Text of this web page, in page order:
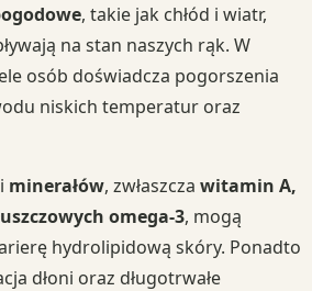
, takie jak chłód i wiatr,
na stan naszych rąk. W
osób doświadcza pogorszenia
niskich temperatur oraz
i minerałów, zwłaszcza witamin A,
omega-3, mogą
hydrolipidową skóry. Ponadto
dłoni oraz długotrwałe